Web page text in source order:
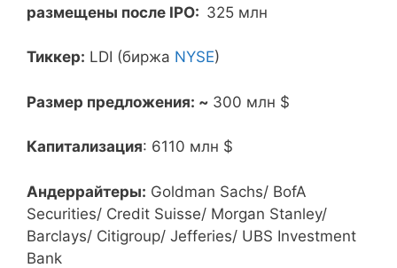
размещены после IPO: 325 млн
Тиккер: LDI (биржа NYSE)
Размер предложения: ~ 300 млн $
Капитализация: 6110 млн $
Андеррайтеры: Goldman Sachs/ BofA
Securities/ Credit Suisse/ Morgan Stanley/
Barclays/ Citigroup/ Jefferies/ UBS Investment
Bank